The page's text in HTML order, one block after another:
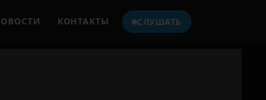
КОНТАКТЫ СЛУШАТЬ